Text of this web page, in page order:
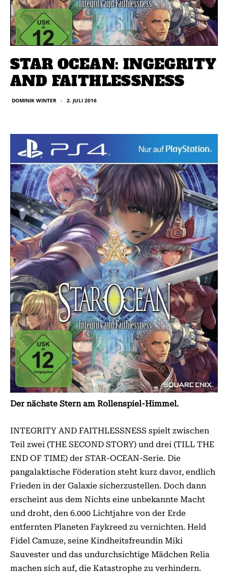
STAR OCEAN: INGEGRITY
AND FAITHLESSNESS
DOMINIK WINTER ■ 2. JULI 2016
Der nächste Stern am Rollenspiel-Himmel.
INTEGRITY AND FAITHLESSNESS spielt zwischen
Teil zwei (THE SECOND STORY) und drei (TILL THE
END OF TIME) der STAR-OCEAN-Serie. Die
pangalaktische Föderation steht kurz davor, endlich
Frieden in der Galaxie sicherzustellen. Doch dann
erscheint aus dem Nichts eine unbekannte Macht
und droht, den 6.000 Lichtjahre von der Erde
entfernten Planeten Faykreed zu vernichten. Held
Fidel Camuze, seine Kindheitsfreundin Miki
Sauvester und das undurchsichtige Mädchen Relia
machen sich auf, die Katastrophe zu verhindern.